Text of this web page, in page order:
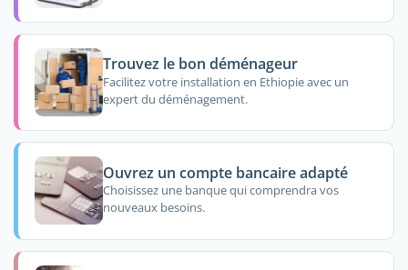
Trouvez le bon déménageur
Facilitez votre installation en Ethiopie avec un
expert du déménagement.
Ouvrez un compte bancaire adapté
Choisissez une banque qui comprendra vos
nouveaux besoins.